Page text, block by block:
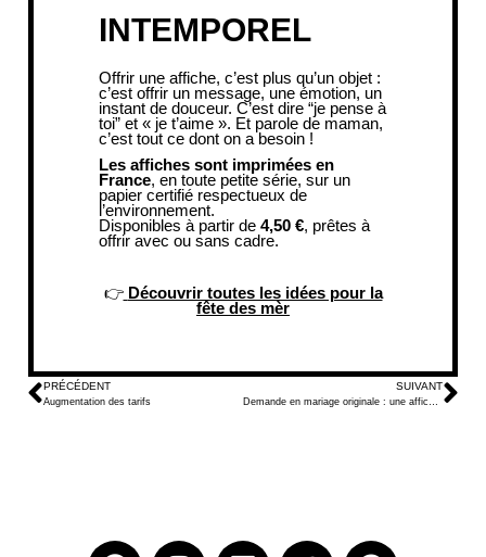
INTEMPOREL
Offrir une affiche, c’est plus qu’un objet :
c’est offrir un message, une émotion, un
instant de douceur. C’est dire “je pense à
toi” et « je t’aime ». Et parole de maman,
c’est tout ce dont on a besoin !
Les affiches sont imprimées en
France, en toute petite série, sur un
papier certifié respectueux de
l’environnement.
Disponibles à partir de 4,50 €, prêtes à
offrir avec ou sans cadre.
👉 Découvrir toutes les idées pour la
fête des mèr
PRÉCÉDENT
Augmentation des tarifs
SUIVANT